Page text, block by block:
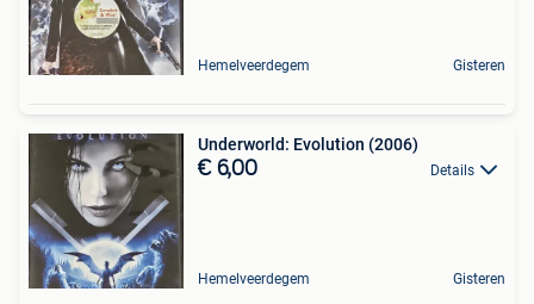
Hemelveerdegem Gisteren
Underworld: Evolution (2006)
€ 6,00 Details
Hemelveerdegem Gisteren